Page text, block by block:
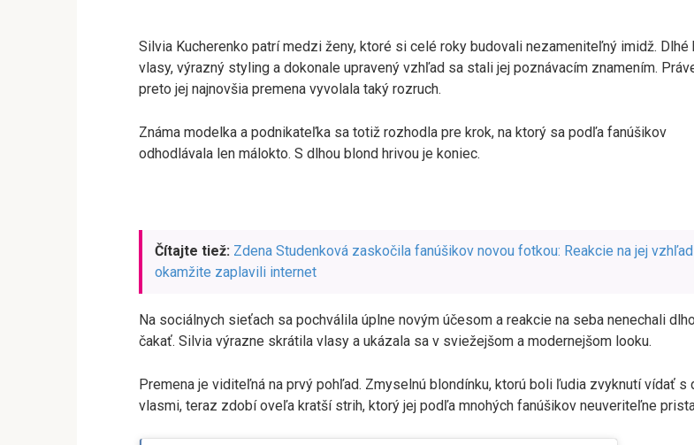
Silvia Kucherenko patrí medzi ženy, ktoré si celé roky budovali nezameniteľný imidž. Dlhé
vlasy, výrazný styling a dokonale upravený vzhľad sa stali jej poznávacím znamením.
preto jej najnovšia premena vyvolala taký rozruch.
Známa modelka a podnikateľka sa totiž rozhodla pre krok, na ktorý sa podľa fanúšikov
odhodlávala len málokto. S dlhou blond hrivou je koniec.
Čítajte tiež: Zdena Studenková zaskočila fanúšikov novou fotkou: Reakcie na jej vzhľad
okamžite zaplavili internet
Na sociálnych sieťach sa pochválila úplne novým účesom a reakcie na seba nenechali dlho
čakať. Silvia výrazne skrátila vlasy a ukázala sa v sviežejšom a modernejšom looku.
Premena je viditeľná na prvý pohľad. Zmyselnú blondínku, ktorú boli ľudia zvyknutí vídať s
vlasmi, teraz zdobí oveľa kratší strih, ktorý jej podľa mnohých fanúšikov neuveriteľne